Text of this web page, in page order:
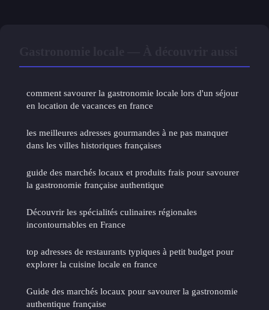
comment savourer la gastronomie locale lors d'un séjour
en location de vacances en france
les meilleures adresses gourmandes à ne pas manquer
dans les villes historiques françaises
guide des marchés locaux et produits frais pour savourer
la gastronomie française authentique
Découvrir les spécialités culinaires régionales
incontournables en France
top adresses de restaurants typiques à petit budget pour
explorer la cuisine locale en france
Guide des marchés locaux pour savourer la gastronomie
authentique française